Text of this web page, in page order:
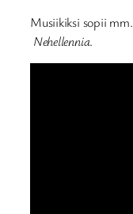
Musiikiksi sopii mm.
Nehellennia.